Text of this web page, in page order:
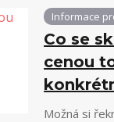
Informace
Co se
cenou
Možná si